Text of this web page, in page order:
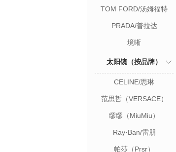
TOM FORD/汤姆福特
PRADA/普拉达
境晰
太阳镜（按品牌）
CELINE/思琳
范思哲（VERSACE）
缪缪（MiuMiu）
Ray·Ban/雷朋
帕莎（Prsr）